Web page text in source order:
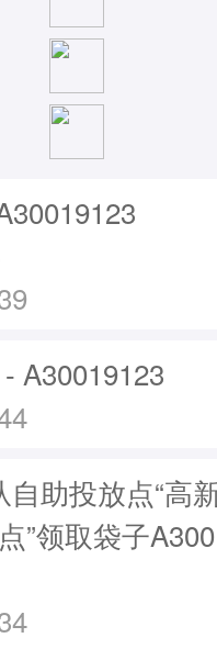
A30019123
助投放点“高
”领取袋子